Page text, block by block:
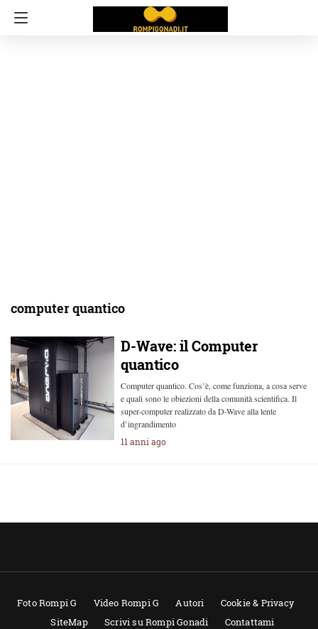
computer quantico
D-Wave: il Computer
quantico
Computer quantico. Cos’è, come funziona, a cosa serve
e quali sono le obiezioni della comunità scientifica. Il
super-computer realizzato da D-Wave alla lente
d’ingrandimento
11 anni ago
Foto Rompi G Video Rompi G Autori
Cookie & Privacy
SiteMap
Scrivi su Rompi Gonadi Contattami